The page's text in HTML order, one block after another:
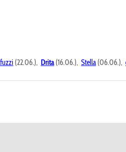
(22.06.), Drita (16.06.), Stella (06.06.),